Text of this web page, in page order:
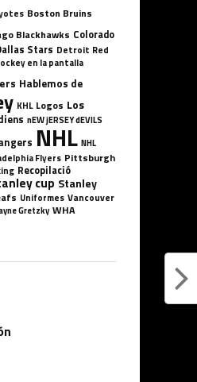
Boston Bruins
Blackhawks Colorado
Stars Detroit Red
en la pantalla
Hablemos de
KHL Logos Los
nEW jERSEY dEVILS
NHL NHL
Flyers Pittsburgh
Recopilació
cup Stanley
Uniformes Vancouver
Gretzky WHA